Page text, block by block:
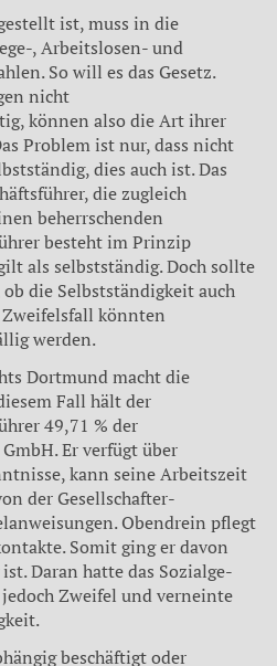
ist, muss in die
, Arbeitslosen- und
So will es das Gesetz.
nicht
kön­nen also die Art ihrer
Problem ist nur, dass nicht
dies auch ist. Das
die zu­gleich
beherr­schenden
besteht im Prinzip
als selbstständig. Doch sollte
die Selbstständigkeit auch
könnten
werden.
Dortmund macht die
Fall hält der
49,71 % der
Er verfügt über
kann seine Arbeitszeit
der Gesellschafter­
Obendrein pflegt
Somit ging er davon
Daran hatte das Sozialge­
Zweifel und verneinte
beschäf­tigt oder